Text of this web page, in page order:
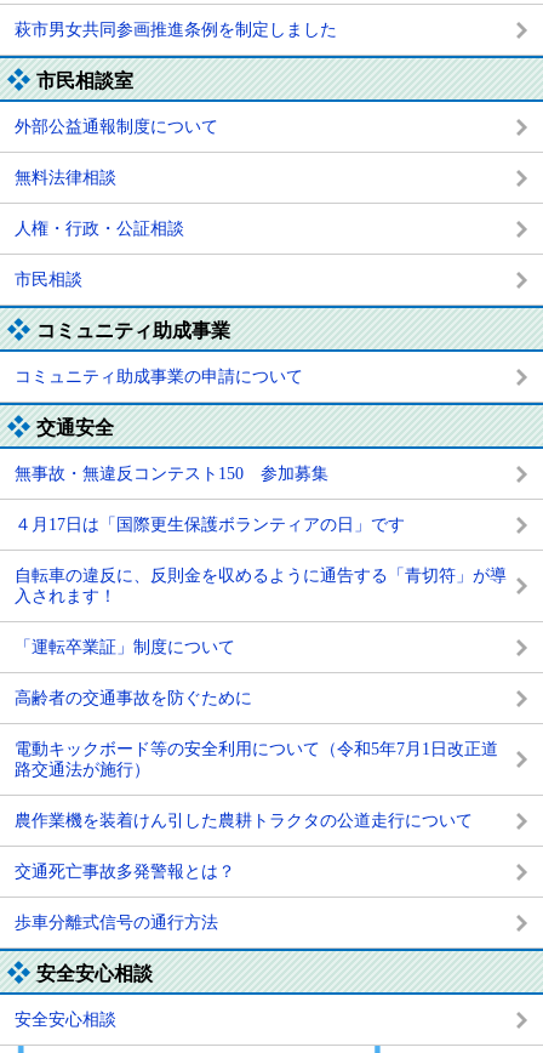
萩市男女共同参画推進条例を制定しました
市民相談室
外部公益通報制度について
無料法律相談
人権・行政・公証相談
市民相談
コミュニティ助成事業
コミュニティ助成事業の申請について
交通安全
無事故・無違反コンテスト150 参加募集
４月17日は「国際更生保護ボランティアの日」です
自転車の違反に、反則金を収めるように通告する「青切符」が導
入されます！
「運転卒業証」制度について
高齢者の交通事故を防ぐために
電動キックボード等の安全利用について（令和5年7月1日改正道
路交通法が施行）
農作業機を装着けん引した農耕トラクタの公道走行について
交通死亡事故多発警報とは？
歩車分離式信号の通行方法
安全安心相談
安全安心相談